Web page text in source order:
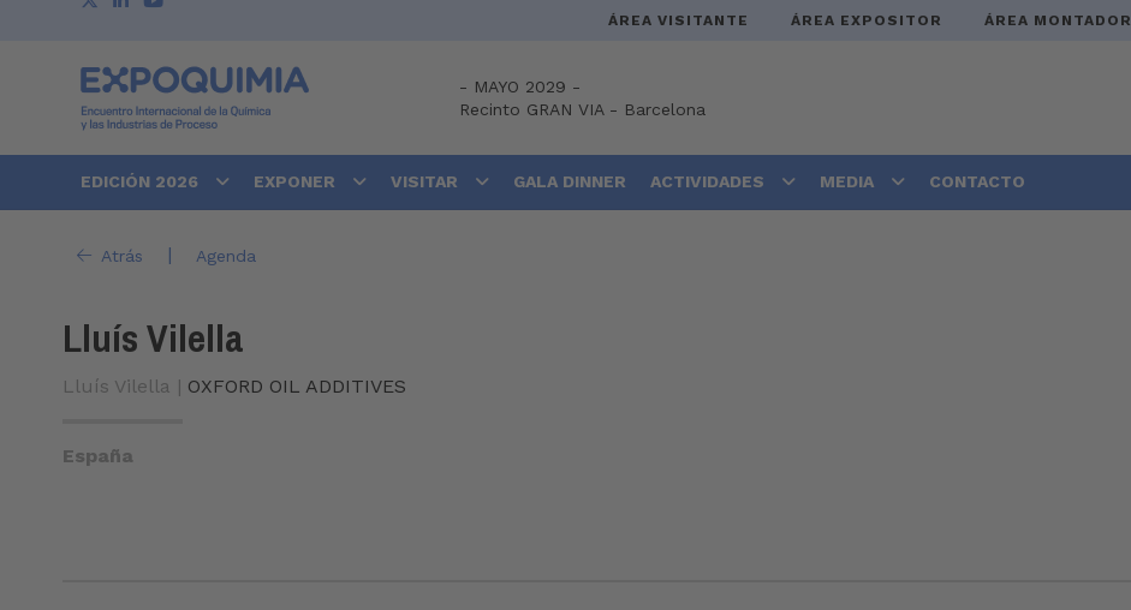
ÁREA VISITANTE ÁREA EXPOSITOR ÁREA MONTADOR
- MAYO 2029 -
Recinto GRAN VIA- Barcelona
EDICIÓN 2026 EXPONER VISITAR GALA DINNER ACTIVIDADES MEDIA CONTACTO
Atrás | Agenda
Lluís Vilella
Lluís Vilella | OXFORD OIL ADDITIVES
España